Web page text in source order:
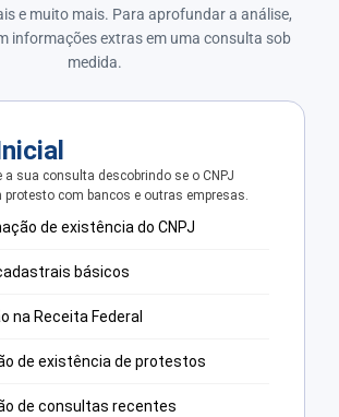
e muito mais. Para aprofundar a análise,
informações extras em uma consulta sob
medida.
a sua consulta descobrindo se o CNPJ
com bancos e outras empresas.
de existência do CNPJ
básicos
na Receita Federal
de existência de protestos
de consultas recentes